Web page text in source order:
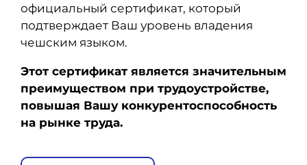
официальный сертификат, который
подтверждает Ваш уровень владения
чешским языком.
Этот сертификат является значительным
преимуществом при трудоустройстве,
повышая Вашу конкурентоспособность
на рынке труда.